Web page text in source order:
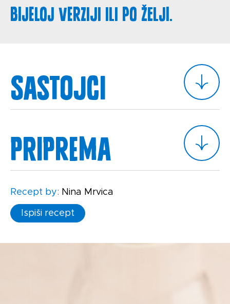
bijeloj verziji ili po želji.
Sastojci
Priprema
Recept by: Nina Mrvica
Ispiši recept